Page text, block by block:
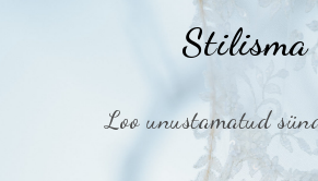
Stilisma
Loo unustamatud